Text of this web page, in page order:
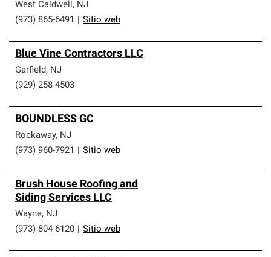
West Caldwell, NJ
(973) 865-6491
Sitio web
Blue Vine Contractors LLC
Garfield, NJ
(929) 258-4503
BOUNDLESS GC
Rockaway, NJ
(973) 960-7921
Sitio web
Brush House Roofing and
Siding Services LLC
Wayne, NJ
(973) 804-6120
Sitio web